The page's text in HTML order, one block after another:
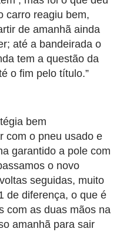
carro reagiu bem,
de amanhã ainda
até a bandeirada o
tem a questão da
o fim pelo título.”
bem
com o pneu usado e
garantido a pole com
o novo
seguidas, muito
de diferença, o que é
com as duas mãos na
amanhã para sair